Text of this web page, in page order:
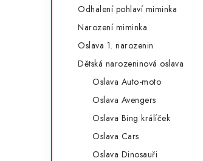
Odhalení pohlaví miminka
Narození miminka
Oslava 1. narozenin
Dětská narozeninová oslava
Oslava Auto-moto
Oslava Avengers
Oslava Bing králíček
Oslava Cars
Oslava Dinosauři